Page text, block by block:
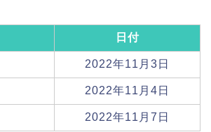
日付
2022年11月3日
2022年11月4日
2022年11月7日